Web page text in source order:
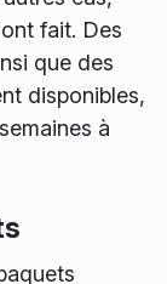
fait. Des
que des
disponibles,
à